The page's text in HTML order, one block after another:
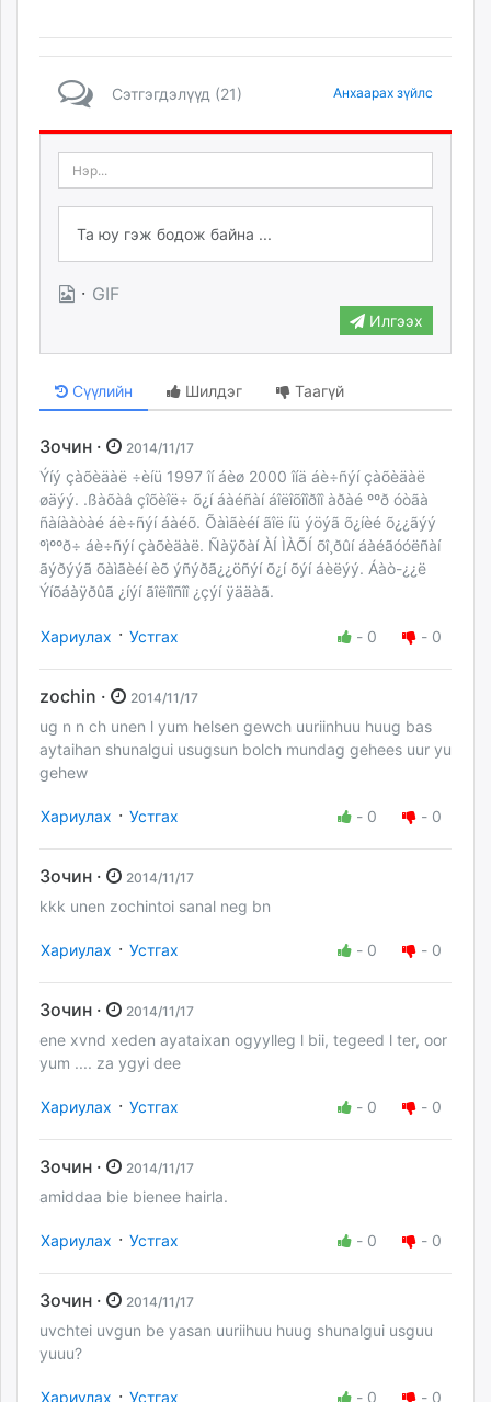
Сэтгэгдэлүүд (21) Анхаарах зүйлс
· GIF
Илгээх
Сүүлийн Шилдэг Таагүй
Зочин · 2014/11/17
Ýíý çàõèäàë ÷èíü 1997 îí áèø 2000 îíä áè÷ñýí çàõèäàë
øäýý. .ßàõàâ çîõèîë÷ õ¿í áàéñàí áîëîõîîðîî àðàé ººð óòãà
ñàíààòàé áè÷ñýí áàéõ. Õàìãèéí ãîë íü ýöýã õ¿íèé õ¿¿ãýý
ºìººð÷ áè÷ñýí çàõèäàë. Ñàÿõàí ÀÍ ÌÀÕÍ õî¸ðûí áàéãóóëñàí
ãýðýýã õàìãèéí èõ ýñýðã¿¿öñýí õ¿í õýí áèëýý. Áàò-¿¿ë
Ýíõáàÿðûã ¿íýí ãîëîîñîî ¿çýí ÿääàã.
Хариулах · Устгах - 0 - 0
zochin · 2014/11/17
ug n n ch unen l yum helsen gewch uuriinhuu huug bas
aytaihan shunalgui usugsun bolch mundag gehees uur yu
gehew
Хариулах · Устгах - 0 - 0
Зочин · 2014/11/17
kkk unen zochintoi sanal neg bn
Хариулах · Устгах - 0 - 0
Зочин · 2014/11/17
ene xvnd xeden ayataixan ogyylleg l bii, tegeed l ter, oor
yum .... za ygyi dee
Хариулах · Устгах - 0 - 0
Зочин · 2014/11/17
amiddaa bie bienee hairla.
Хариулах · Устгах - 0 - 0
Зочин · 2014/11/17
uvchtei uvgun be yasan uuriihuu huug shunalgui usguu
yuuu?
Хариулах · Устгах - 0 - 0